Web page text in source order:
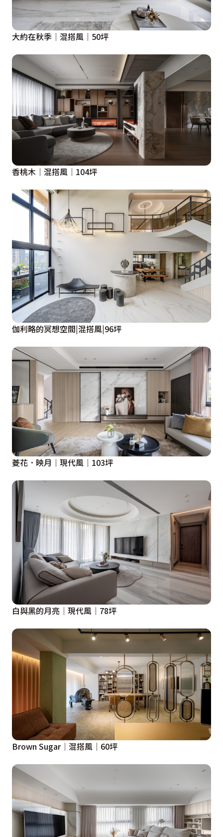
大約在秋季│混搭風│50坪
香桃木│混搭風│104坪
伽利略的冥想空間|混搭風|96坪
菱花．映月│現代風│103坪
白與黑的月亮│現代風│78坪
Brown Sugar│混搭風│60坪